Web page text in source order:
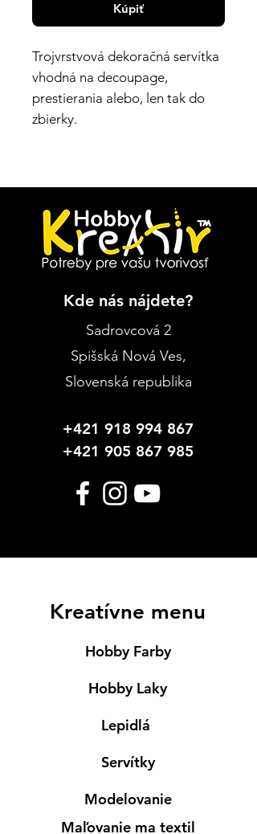
Kúpiť
Trojvrstvová dekoračná servítka
vhodná na decoupage,
prestierania alebo, len tak do
zbierky.
Kde nás nájdete?
Sadrovcová 2
Spišská Nová Ves,
Slovenská republika
+421 918 994 867
+421 905 867 985
Kreatívne menu
Hobby Farby
Hobby Laky
Lepidlá
Servítky
Modelovanie
Maľovanie ma textil